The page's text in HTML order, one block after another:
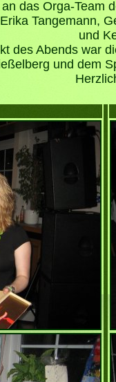
das Orga-Team
Tangemann,
und
des Abends war
und dem